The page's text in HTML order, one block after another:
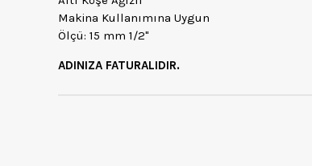
Makina Kullanımına Uygun
Ölçü: 15 mm 1/2"
ADINIZA FATURALIDIR.